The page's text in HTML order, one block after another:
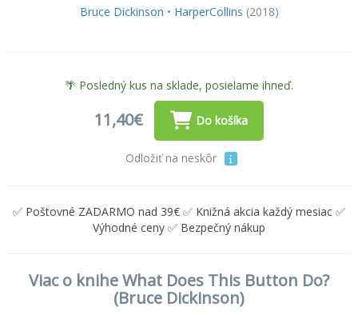
Bruce Dickinson • HarperCollins (2018)
🌴 Posledný kus na sklade, posielame ihneď.
11,40€ Do košíka
Odložiť na neskôr
✅ Poštovné ZADARMO nad 39€ ✅ Knižná akcia každý mesiac ✅
Výhodné ceny ✅ Bezpečný nákup
Viac o knihe What Does This Button Do?
(Bruce Dickinson)